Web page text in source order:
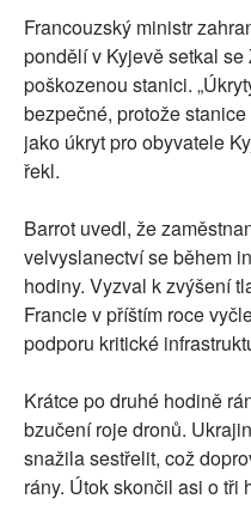
Francouzský ministr
pondělí v Kyjevě setkal
poškozenou stanici.
bezpečné, protože
jako úkryt pro obyvatele
řekl.
Barrot uvedl, že
velvyslanectví se během
hodiny. Vyzval k zvýšení
Francie v příštím roce
podporu kritické
Krátce po druhé hodině
bzučení roje dronů.
snažila sestřelit, což
rány. Útok skončil asi o tři